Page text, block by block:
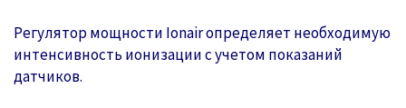
Регулятор мощности Ionair определяет необходимую
интенсивность ионизации с учетом показаний
датчиков.